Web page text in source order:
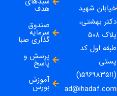
خیابان شهید
دکتر بهشتی،
پلاک ۵۰۸
طبقه اول کد
پستی
(۱۵۹۶۹۸۳۵۱۱)
ad@ihadaf.com
هدف
صندوق
سرمایه
گذاری صبا
پرسش و
پاسخ
آموزش
بورس